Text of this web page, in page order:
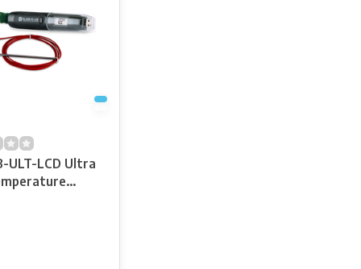
ULT-LCD Ultra